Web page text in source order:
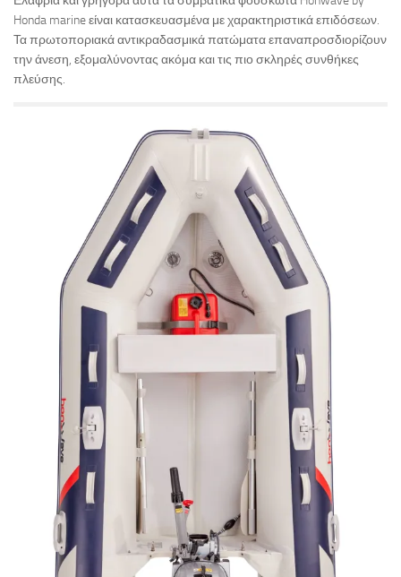
Honda marine είναι κατασκευασμένα με χαρακτηριστικά επιδόσεων.
Τα πρωτοποριακά αντικραδασμικά πατώματα επαναπροσδιορίζουν
την άνεση, εξομαλύνοντας ακόμα και τις πιο σκληρές συνθήκες
πλεύσης.